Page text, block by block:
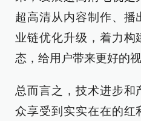
超高清从内容制作、播
业链优化升级，着力构
态，给用户带来更好的视
总而言之，技术进步和
众享受到实实在在的红